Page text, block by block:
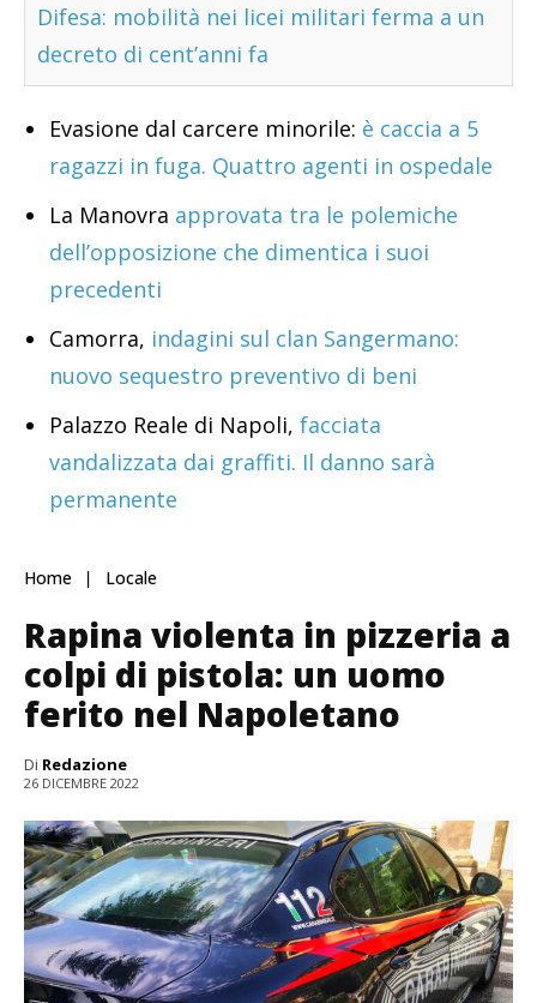
Difesa: mobilità nei licei militari ferma a un
decreto di cent’anni fa
Evasione dal carcere minorile: è caccia a 5
ragazzi in fuga. Quattro agenti in ospedale
La Manovra approvata tra le polemiche
dell’opposizione che dimentica i suoi
precedenti
Camorra, indagini sul clan Sangermano:
nuovo sequestro preventivo di beni
Palazzo Reale di Napoli, facciata
vandalizzata dai graffiti. Il danno sarà
permanente
Home Locale
Rapina violenta in pizzeria a
colpi di pistola: un uomo
ferito nel Napoletano
Di Redazione
26 DICEMBRE 2022